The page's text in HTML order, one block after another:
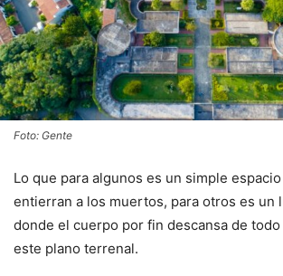
Foto: Gente
Lo que para algunos es un simple
entierran a los muertos, para otros es un
donde el cuerpo por fin descansa de
este plano terrenal.